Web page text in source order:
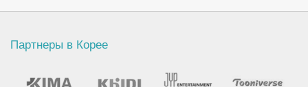
Партнеры в Корее